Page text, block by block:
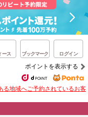
ース ブックマーク ログイン
ポイントを表示する
る地域へご予約されているお客